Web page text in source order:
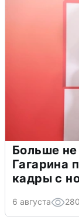
Больше
Гагарина
кадры с
6 августа 280